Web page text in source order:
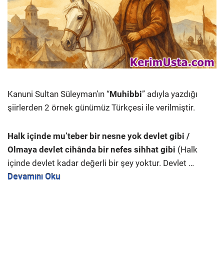
Kanuni Sultan Süleyman’ın “Muhibbi” adıyla yazdığı
şiirlerden 2 örnek günümüz Türkçesi ile verilmiştir.
Halk içinde mu’teber bir nesne yok devlet gibi /
Olmaya devlet cihânda bir nefes sihhat gibi (Halk
içinde devlet kadar değerli bir şey yoktur. Devlet …
Devamını Oku